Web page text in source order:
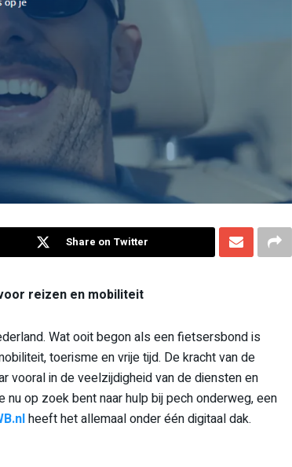
Share on Twitter
reizen en mobiliteit
Wat ooit begon als een fietsersbond is
toerisme en vrije tijd. De kracht van de
vooral in de veelzijdigheid van de diensten en
op zoek bent naar hulp bij pech onderweg, een
heeft het allemaal onder één digitaal dak.